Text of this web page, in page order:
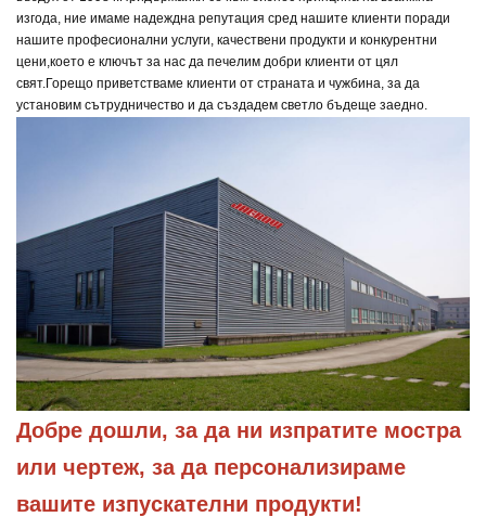
изгода, ние имаме надеждна репутация сред нашите клиенти поради
нашите професионални услуги, качествени продукти и конкурентни
цени,което е ключът за нас да печелим добри клиенти от цял
свят.Горещо приветстваме клиенти от страната и чужбина, за да
установим сътрудничество и да създадем светло бъдеще заедно.
Добре дошли, за да ни изпратите мостра
или чертеж, за да персонализираме
вашите изпускателни продукти!